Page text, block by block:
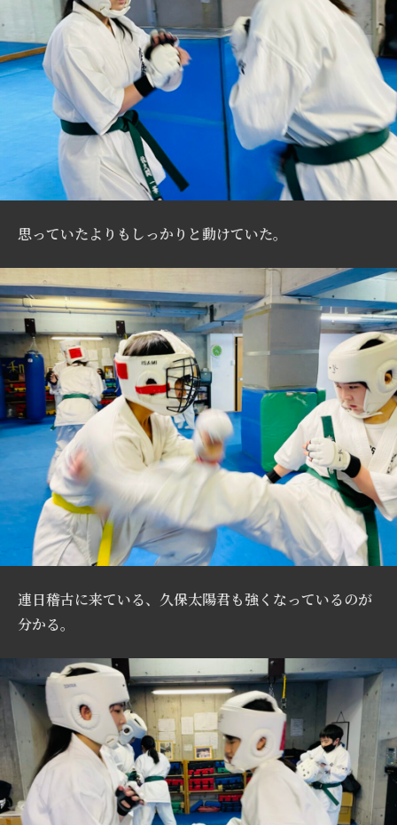
思っていたよりもしっかりと動けていた。
連日稽古に来ている、久保太陽君も強くなっているのが
分かる。